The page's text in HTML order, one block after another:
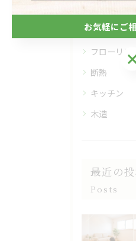
全てのカテ
自然素材
フローリン
断熱
キッチン
木造
最近の
Posts
お気軽にご
お気軽にご